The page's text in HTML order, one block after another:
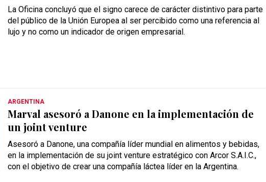
La Oficina concluyó que el signo carece de carácter distintivo para parte
del público de la Unión Europea al ser percibido como una referencia al
lujo y no como un indicador de origen empresarial.
ARGENTINA
Marval asesoró a Danone en la implementación de
un joint venture
Asesoró a Danone, una compañía líder mundial en alimentos y bebidas,
en la implementación de su joint venture estratégico con Arcor S.A.I.C.,
con el objetivo de crear una compañía láctea líder en la Argentina.